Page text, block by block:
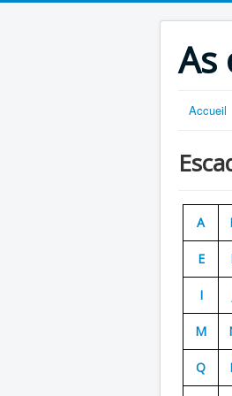
As
Accueil
A
E
I
M
Q